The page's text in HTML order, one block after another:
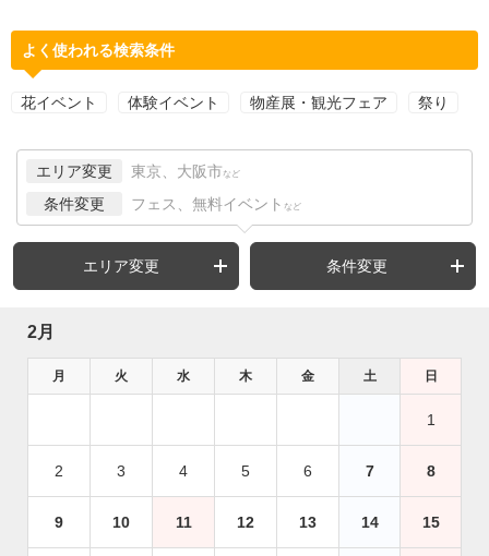
よく使われる検索条件
花イベント 体験イベント 物産展・観光フェア 祭り
エリア変更 東京、大阪市 など
条件変更 フェス、無料イベント など
エリア変更 条件変更
2月
月 火 水 木 金 土 日
1
2 3 4 5 6 7 8
9 10 11 12 13 14 15